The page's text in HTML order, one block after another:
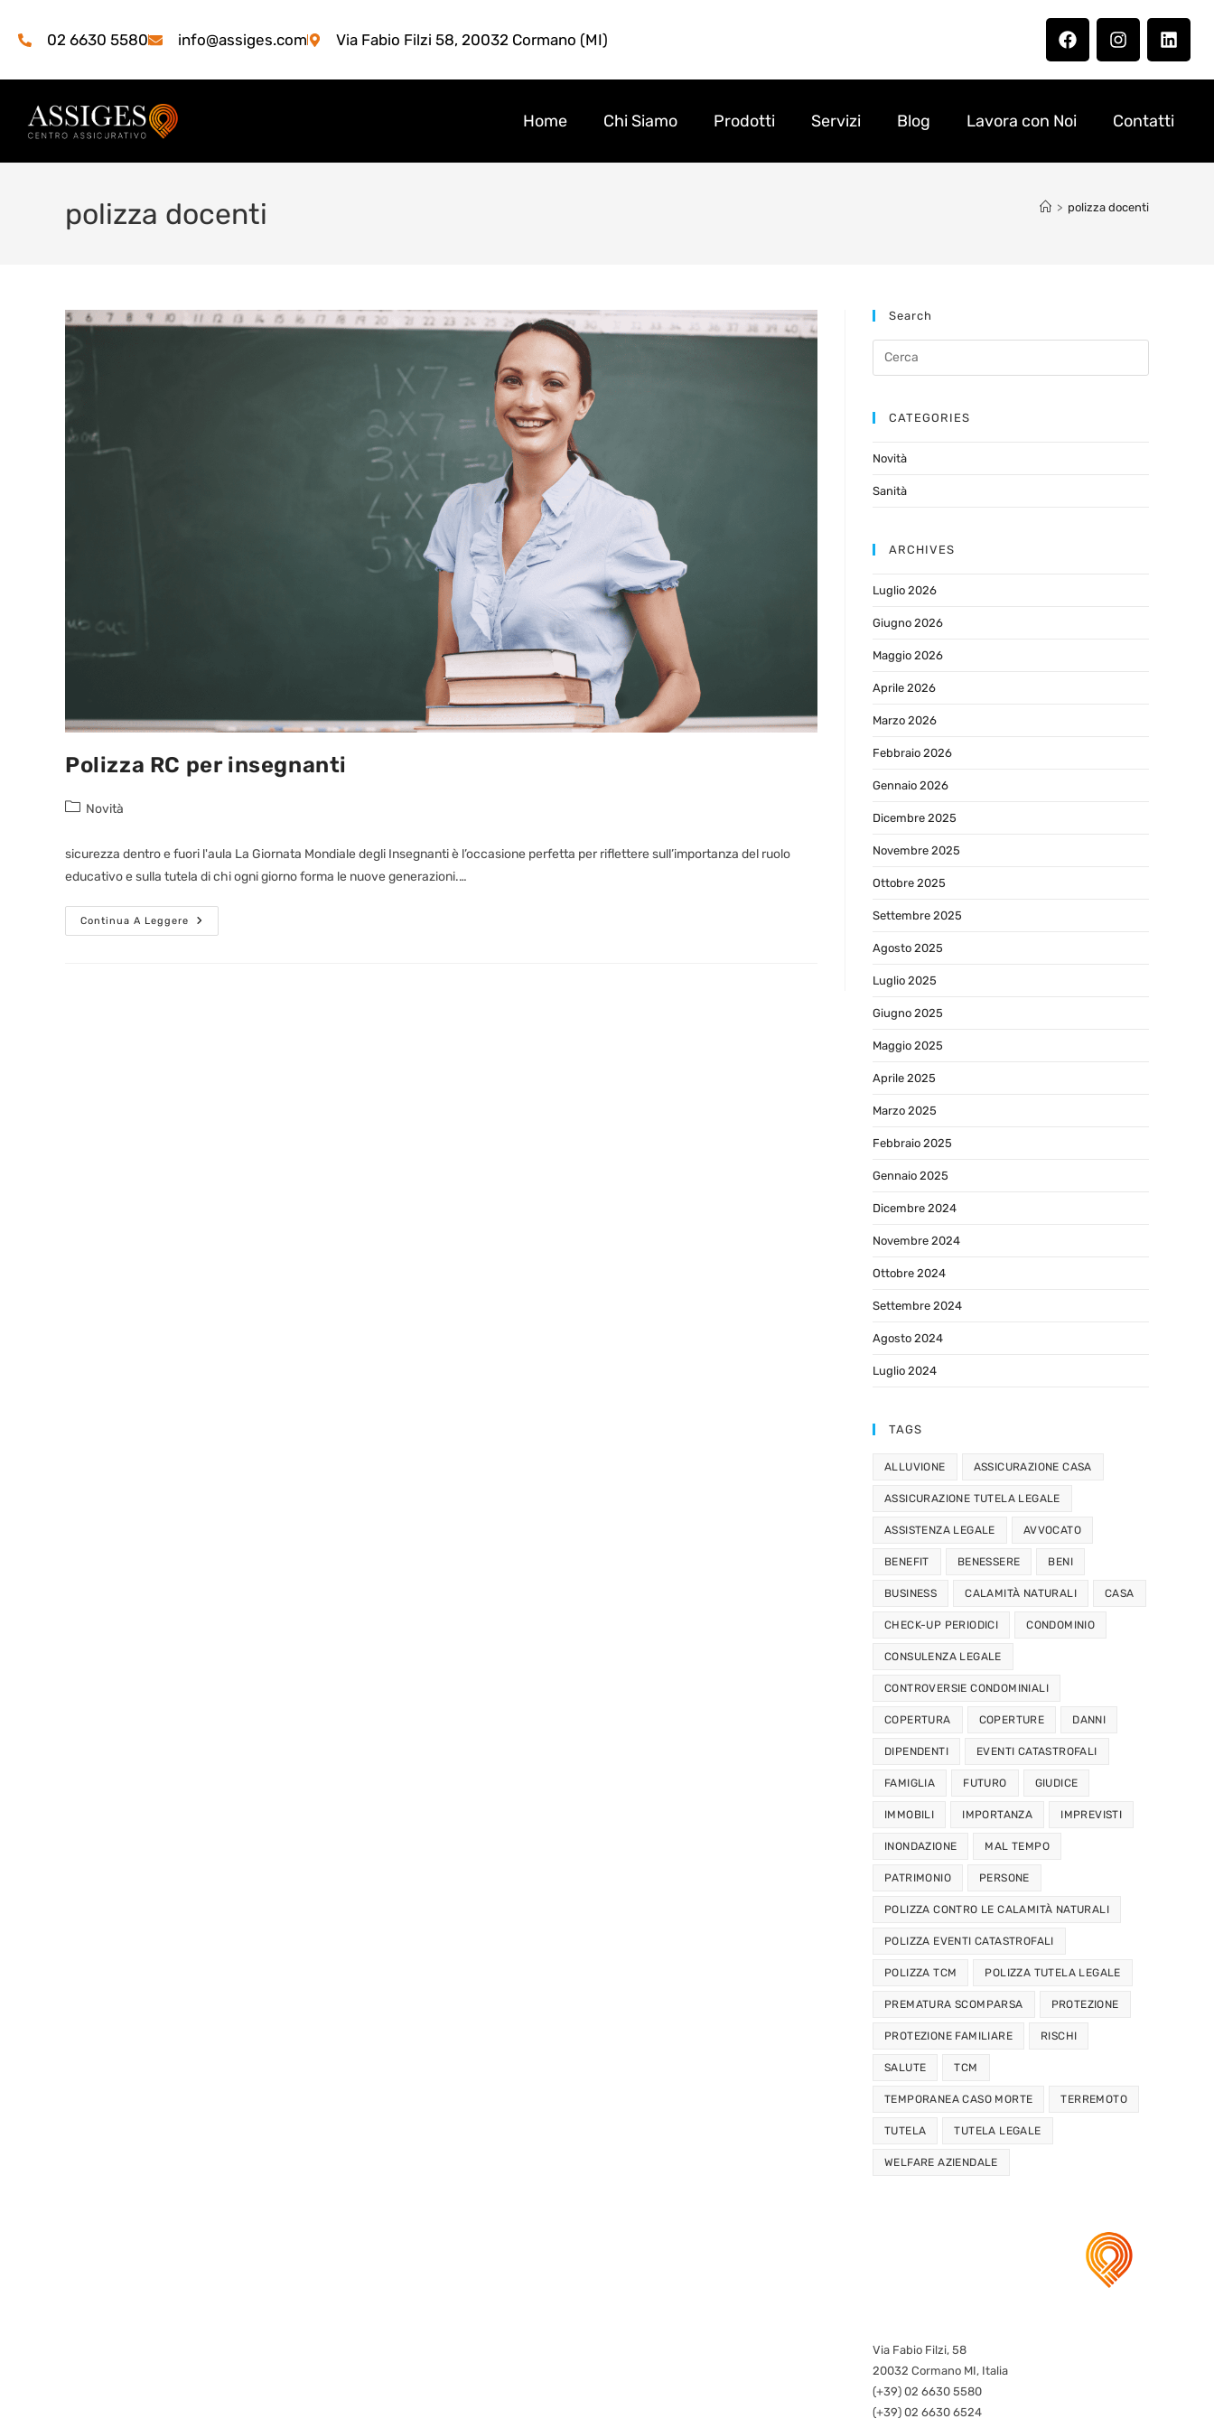
02 6630 5580 info@assiges.com Via Fabio Filzi 58, 20032 Cormano (MI)
Home Chi Siamo Prodotti Servizi Blog Lavora con Noi Contatti
polizza docenti > polizza docenti
Polizza RC per insegnanti
Novità
sicurezza dentro e fuori l'aula La Giornata Mondiale degli Insegnanti è l’occasione perfetta per riflettere sull’importanza del ruolo
educativo e sulla tutela di chi ogni giorno forma le nuove generazioni.…
Continua A Leggere
Search
CATEGORIES
Novità
Sanità
ARCHIVES
Luglio 2026
Giugno 2026
Maggio 2026
Aprile 2026
Marzo 2026
Febbraio 2026
Gennaio 2026
Dicembre 2025
Novembre 2025
Ottobre 2025
Settembre 2025
Agosto 2025
Luglio 2025
Giugno 2025
Maggio 2025
Aprile 2025
Marzo 2025
Febbraio 2025
Gennaio 2025
Dicembre 2024
Novembre 2024
Ottobre 2024
Settembre 2024
Agosto 2024
Luglio 2024
TAGS
ALLUVIONE ASSICURAZIONE CASA
ASSICURAZIONE TUTELA LEGALE
ASSISTENZA LEGALE AVVOCATO
BENEFIT BENESSERE BENI
BUSINESS CALAMITÀ NATURALI CASA
CHECK-UP PERIODICI CONDOMINIO
CONSULENZA LEGALE
CONTROVERSIE CONDOMINIALI
COPERTURA COPERTURE DANNI
DIPENDENTI EVENTI CATASTROFALI
FAMIGLIA FUTURO GIUDICE
IMMOBILI IMPORTANZA IMPREVISTI
INONDAZIONE MAL TEMPO
PATRIMONIO PERSONE
POLIZZA CONTRO LE CALAMITÀ NATURALI
POLIZZA EVENTI CATASTROFALI
POLIZZA TCM POLIZZA TUTELA LEGALE
PREMATURA SCOMPARSA PROTEZIONE
PROTEZIONE FAMILIARE RISCHI
SALUTE TCM
TEMPORANEA CASO MORTE TERREMOTO
TUTELA TUTELA LEGALE
WELFARE AZIENDALE
Via Fabio Filzi, 58
20032 Cormano MI, Italia
(+39) 02 6630 5580
(+39) 02 6630 6524